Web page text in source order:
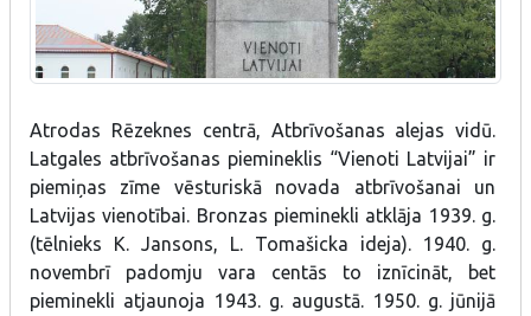
Atrodas Rēzeknes centrā, Atbrīvošanas alejas vidū.
Latgales atbrīvošanas piemineklis “Vienoti Latvijai” ir
piemiņas zīme vēsturiskā novada atbrīvošanai un
Latvijas vienotībai. Bronzas pieminekli atklāja 1939. g.
(tēlnieks K. Jansons, L. Tomašicka ideja). 1940. g.
novembrī padomju vara centās to iznīcināt, bet
pieminekli atjaunoja 1943. g. augustā. 1950. g. jūnijā